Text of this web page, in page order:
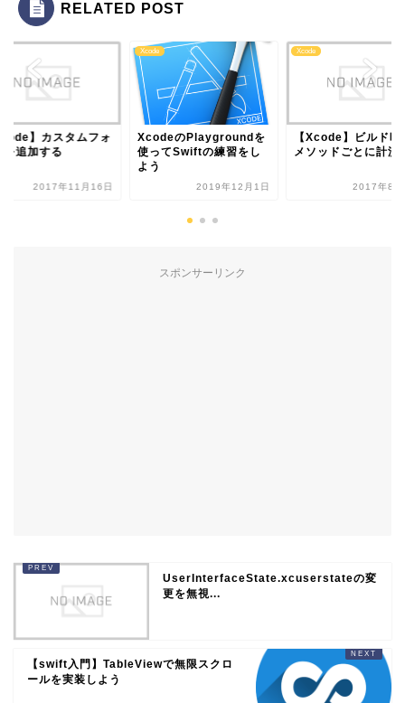
RELATED POST
】カスタムフォ
を追加する
2017年11月16日
Xcode
XcodeのPlaygroundを
使ってSwiftの練習をし
よう
2019年12月1日
Xcode
【Xcode】ビルド時
メソッドごとに計測
2017年8
スポンサーリンク
UserInterfaceState.xcuserstateの変
更を無視...
【swift入門】TableViewで無限スクロ
ールを実装しよう